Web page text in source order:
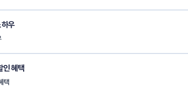
우
인 혜택
택